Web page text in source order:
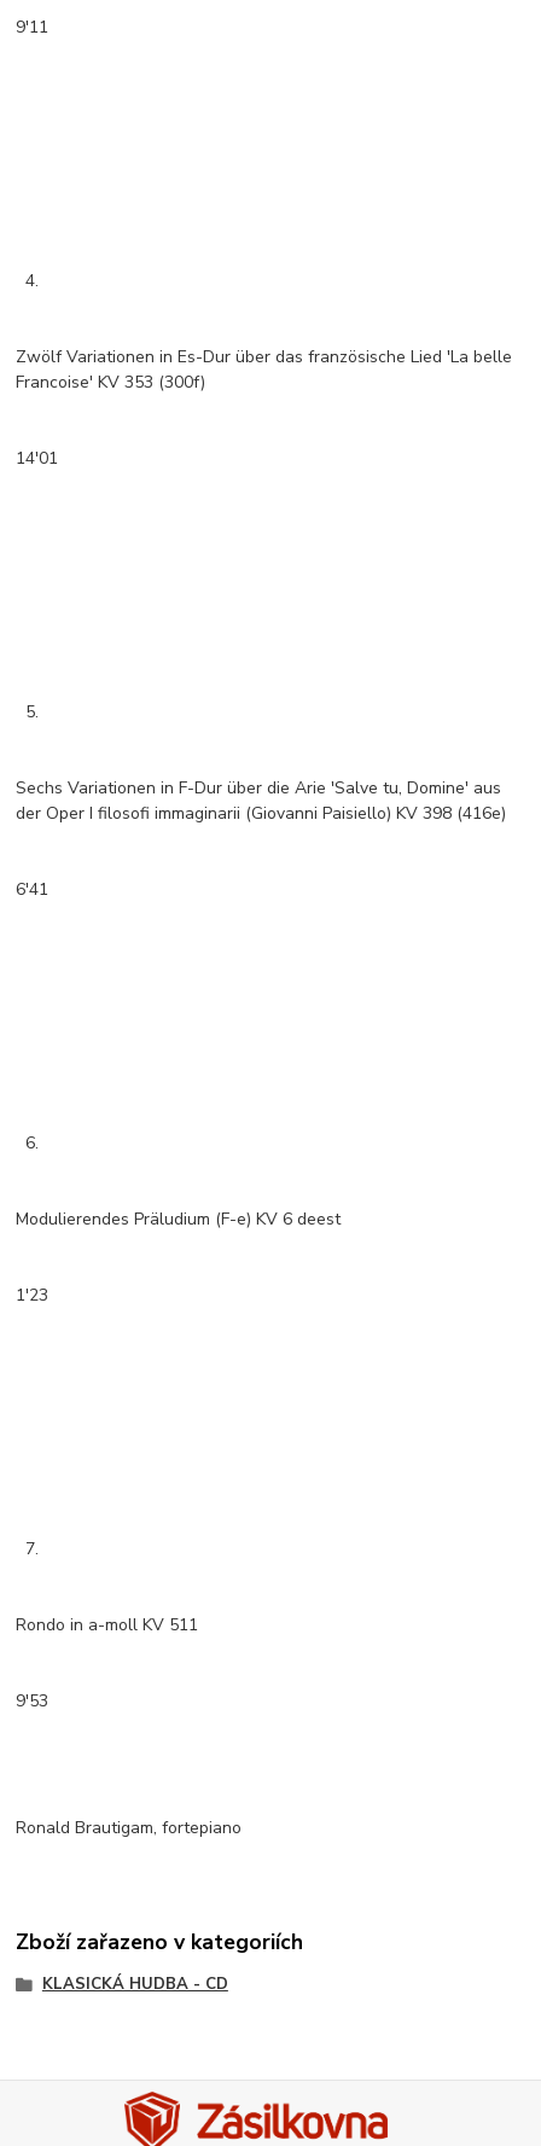
9'11
4.
Zwölf Variationen in Es-Dur über das französische Lied 'La belle
Francoise' KV 353 (300f)
14'01
5.
Sechs Variationen in F-Dur über die Arie 'Salve tu, Domine' aus
der Oper I filosofi immaginarii (Giovanni Paisiello) KV 398 (416e)
6'41
6.
Modulierendes Präludium (F-e) KV 6 deest
1'23
7.
Rondo in a-moll KV 511
9'53
Ronald Brautigam, fortepiano
Zboží zařazeno v kategoriích
KLASICKÁ HUDBA - CD